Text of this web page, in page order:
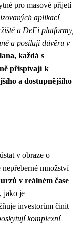
pro masové přijetí
aplikací
a DeFi platformy,
a posilují důvěru v
každá s
přispívají k
a dostupnějšího
v obraze o
množství
v reálném čase
jako je
investorům činit
komplexní